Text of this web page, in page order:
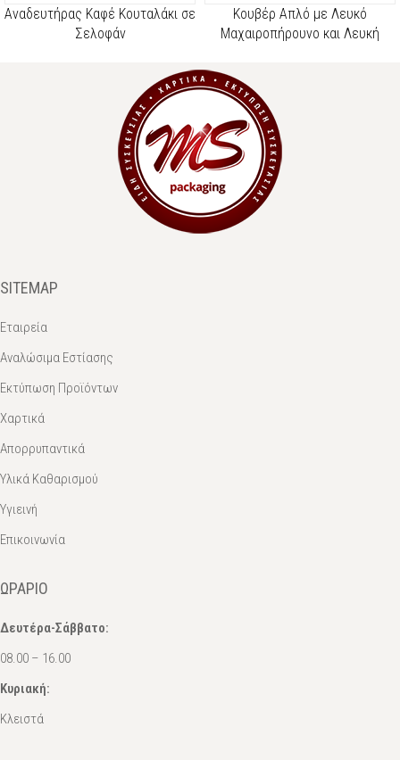
Αναδευτήρας Καφέ Κουταλάκι σε
Σελοφάν
Κουβέρ Απλό με Λευκό
Μαχαιροπήρουνο και Λευκή
SITEMAP
Εταιρεία
Αναλώσιμα Εστίασης
Εκτύπωση Προϊόντων
Χαρτικά
Απορρυπαντικά
Υλικά Καθαρισμού
Υγιεινή
Επικοινωνία
ΩΡΆΡΙΟ
Δευτέρα-Σάββατο:
08.00 – 16.00
Κυριακή:
Κλειστά